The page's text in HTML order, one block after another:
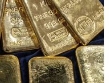
Joe Biden cam kết
thúc đẩy một khu vực
tự do và rộng mở trong
kinh tế.